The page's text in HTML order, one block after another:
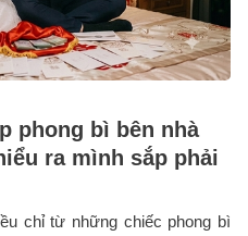
phong bì bên nhà
ra mình sắp phải
chỉ từ những chiếc phong bì